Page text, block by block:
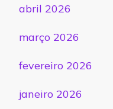
abril 2026
março 2026
fevereiro 2026
janeiro 2026